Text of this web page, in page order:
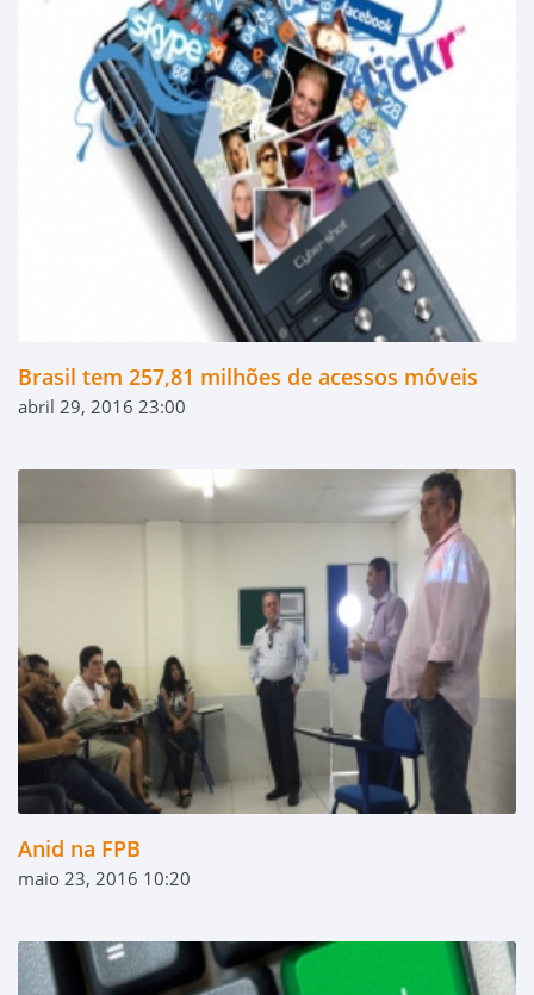
Brasil tem 257,81 milhões de acessos móveis
abril 29, 2016 23:00
Anid na FPB
maio 23, 2016 10:20